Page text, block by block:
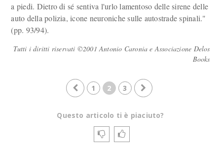
a piedi. Dietro di sé sentiva l'urlo lamentoso delle sirene delle
auto della polizia, icone neuroniche sulle autostrade spinali."
(pp. 93/94).
Tutti i diritti riservati ©2001 Antonio Caronia e Associazione Delos
Books
1 2 3
Questo articolo ti è piaciuto?